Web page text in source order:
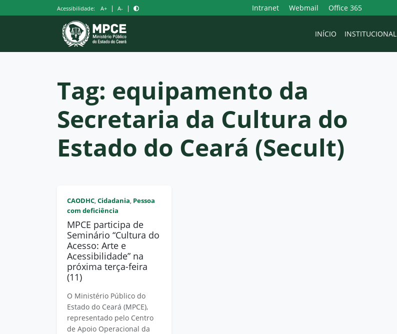
para
Acessibilidade: A+ | A- | Intranet Webmail Office 365
INÍCIO INSTITUCIONAL
Tag: equipamento da
Secretaria da Cultura do
Estado do Ceará (Secult)
CAODHC, Cidadania, Pessoa
com deficiência
MPCE participa de
Seminário “Cultura do
Acesso: Arte e
Acessibilidade” na
próxima terça-feira
(11)
O Ministério Público do
Estado do Ceará (MPCE),
representado pelo Centro
de Apoio Operacional da